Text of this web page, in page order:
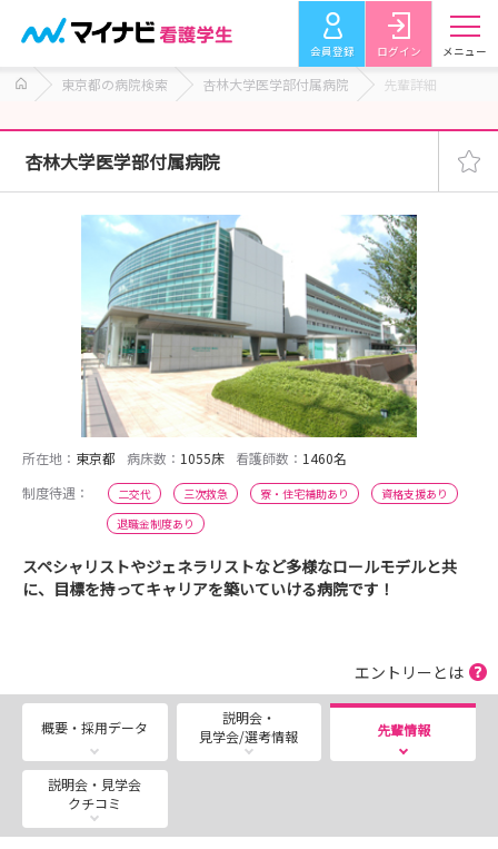
会員登録 ログイン メニュー
東京都の病院検索 杏林大学医学部付属病院 先輩詳細
杏林大学医学部付属病院
所在地： 東京都 病床数： 1055床 看護師数： 1460名
制度待遇：
二交代 三次救急 寮・住宅補助あり
資格支援あり
退職金制度あり
スペシャリストやジェネラリストなど多様なロールモデルと共
に、目標を持ってキャリアを築いていける病院です！
エントリーとは
概要・採用データ
説明会・
見学会/選考情報
先輩情報
説明会・見学会
クチコミ